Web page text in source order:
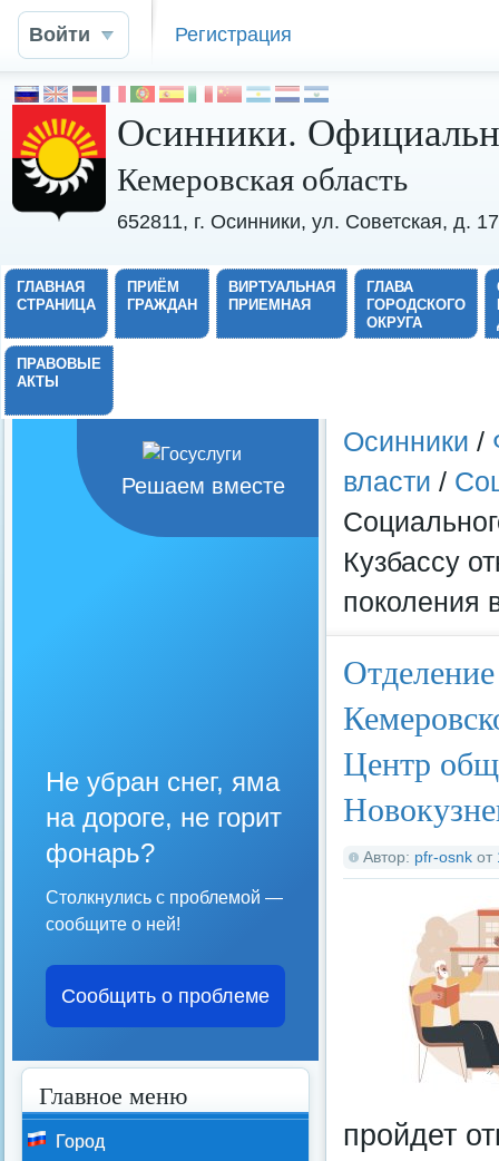
Войти Регистрация
Осинники.
Кемеровская область
652811, г. Осинники, ул. Советская, д.
ГЛАВНАЯ
СТРАНИЦА
ПРИЁМ
ГРАЖДАН
ВИРТУАЛЬНАЯ
ПРИЕМНАЯ
ГЛАВА
ГОРОДСКОГО
ОКРУГА
ПРАВОВЫЕ
АКТЫ
Осинники /
власти /
Кузбассу
поколения
Центр
Автор: pfr-osnk от
пройдет
Решаем вместе
Не убран снег, яма
на дороге, не горит
фонарь?
Столкнулись с проблемой —
сообщите о ней!
Сообщить о проблеме
Главное меню
Город